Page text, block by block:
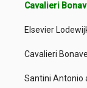
Cavalieri
Elsevier
Cavalieri
Santini Antonio